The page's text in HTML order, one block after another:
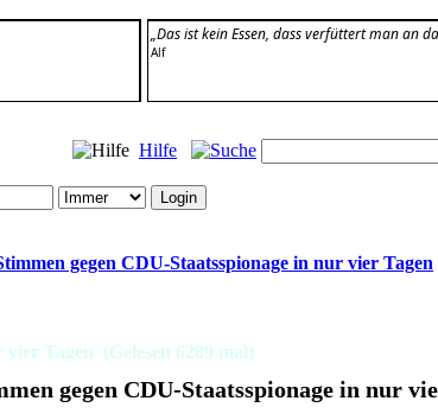
„Das ist kein Essen, dass verfüttert man an
Alf
Hilfe
gegen CDU-Staatsspionage in nur vier Tagen
Tagen (Gelesen 6289 mal)
gegen CDU-Staatsspionage in nur